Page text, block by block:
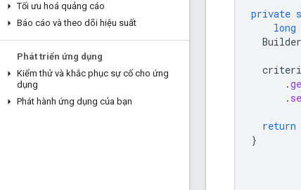
Tối ưu hoá quảng cáo
Báo cáo và theo dõi hiệu suất
Phát triển ứng dụng
Kiểm thử và khắc phục sự cố cho ứng
dụng
Phát hành ứng dụng của bạn
private
long
Builder
.
.
return
}